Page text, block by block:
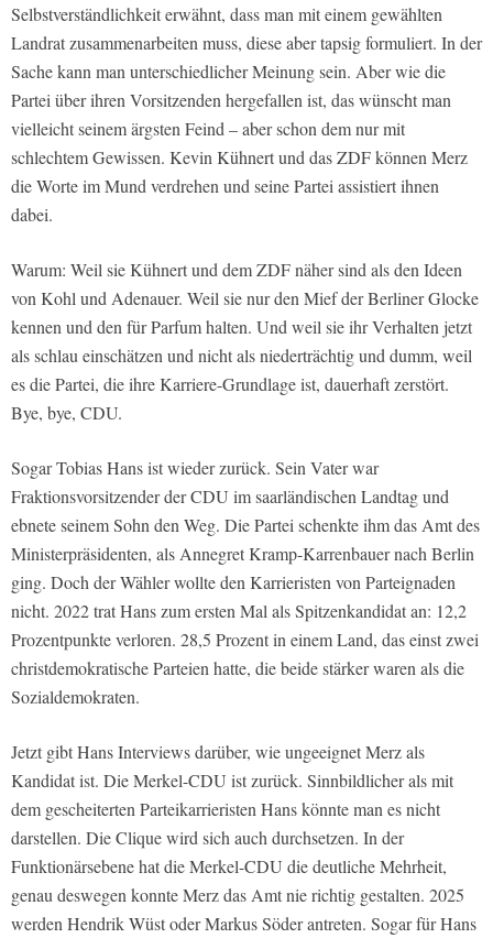
Selbstverständlichkeit erwähnt, dass man mit einem gewählten
Landrat zusammenarbeiten muss, diese aber tapsig formuliert. In der
Sache kann man unterschiedlicher Meinung sein. Aber wie die
Partei über ihren Vorsitzenden hergefallen ist, das wünscht man
vielleicht seinem ärgsten Feind – aber schon dem nur mit
schlechtem Gewissen. Kevin Kühnert und das ZDF können Merz
die Worte im Mund verdrehen und seine Partei assistiert ihnen
dabei.
Warum: Weil sie Kühnert und dem ZDF näher sind als den Ideen
von Kohl und Adenauer. Weil sie nur den Mief der Berliner Glocke
kennen und den für Parfum halten. Und weil sie ihr Verhalten jetzt
als schlau einschätzen und nicht als niederträchtig und dumm, weil
es die Partei, die ihre Karriere-Grundlage ist, dauerhaft zerstört.
Bye, bye, CDU.
Sogar Tobias Hans ist wieder zurück. Sein Vater war
Fraktionsvorsitzender der CDU im saarländischen Landtag und
ebnete seinem Sohn den Weg. Die Partei schenkte ihm das Amt des
Ministerpräsidenten, als Annegret Kramp-Karrenbauer nach Berlin
ging. Doch der Wähler wollte den Karrieristen von Parteignaden
nicht. 2022 trat Hans zum ersten Mal als Spitzenkandidat an: 12,2
Prozentpunkte verloren. 28,5 Prozent in einem Land, das einst zwei
christdemokratische Parteien hatte, die beide stärker waren als die
Sozialdemokraten.
Jetzt gibt Hans Interviews darüber, wie ungeeignet Merz als
Kandidat ist. Die Merkel-CDU ist zurück. Sinnbildlicher als mit
dem gescheiterten Parteikarrieristen Hans könnte man es nicht
darstellen. Die Clique wird sich auch durchsetzen. In der
Funktionärsebene hat die Merkel-CDU die deutliche Mehrheit,
genau deswegen konnte Merz das Amt nie richtig gestalten. 2025
werden Hendrik Wüst oder Markus Söder antreten. Sogar für Hans